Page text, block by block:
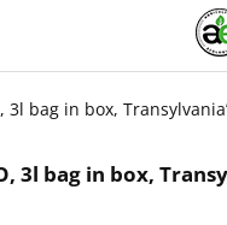
3l bag in box,